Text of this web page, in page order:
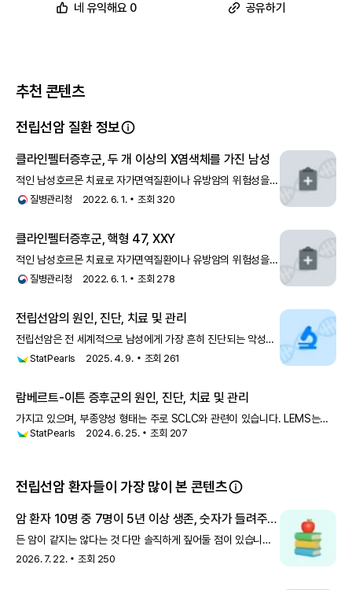
네 유익해요 0 공유하기
추천 콘텐츠
전립선암 질환 정보
클라인펠터증후군, 두 개 이상의 X염색체를 가진 남성
적인 남성호르몬 치료로 자가면역질환이나 유방암의 위험성을
줄일 가능성도 있습니다. 그러나 남성호르몬 치료로 전립선암의
질병관리청 2022. 6. 1. 조회 320
클라인펠터증후군, 핵형 47, XXY
적인 남성호르몬 치료로 자가면역질환이나 유방암의 위험성을
줄일 가능성도 있습니다. 그러나 남성호르몬 치료로 전립선암의
질병관리청 2022. 6. 1. 조회 278
전립선암의 원인, 진단, 치료 및 관리
전립선암은 전 세계적으로 남성에게 가장 흔히 진단되는 악성
종양이며 남성의 암 관련 사망 원인 중 5위를 차지합니다
StatPearls 2025. 4. 9. 조회 261
람베르트-이튼 증후군의 원인, 진단, 치료 및 관리
가지고 있으며, 부종양성 형태는 주로 SCLC와 관련이 있습니다. LEMS는
비소세포 폐암, 혼합 폐암, 전립선암, 흉선종, 림프증식성 질환과 같은 다른
StatPearls 2024. 6. 25. 조회 207
전립선암 환자들이 가장 많이 본 콘텐츠
암 환자 10명 중 7명이 5년 이상 생존, 숫자가 들려주는
이야기
든 암이 같지는 않다는 것 다만 솔직하게 짚어둘 점이 있습니다.
암종에 따라 생존율 차이가 큽니다.갑상선암·전립선암·유방암은
2026. 7. 22. 조회 250